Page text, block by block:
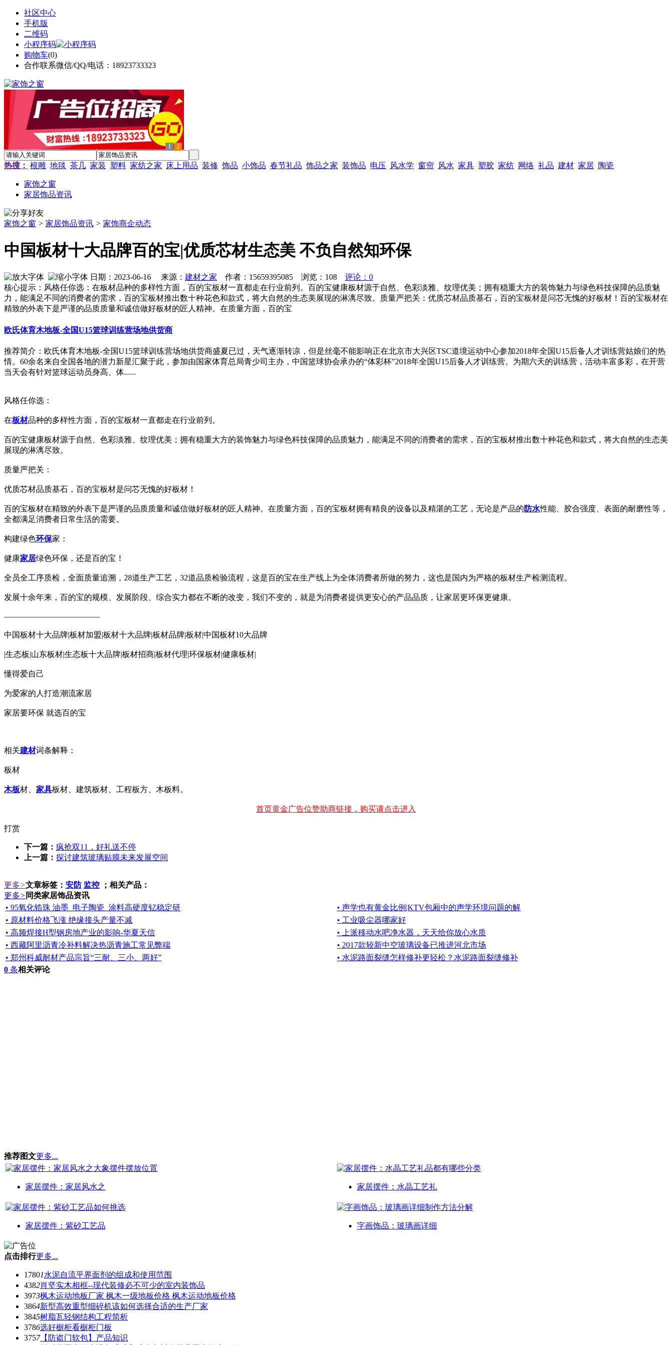
社区中心
手机版
二维码
小程序码
购物车(0)
合作联系微信/QQ/电话：18923733323
1 2
热搜： 根雕 地毯 茶几 家装 塑料 家纺之家 床上用品 装修 饰品 小饰品 春节礼品 饰品之家 装饰品 电压 风水学 窗帘 风水 家具 塑胶 家纺 网络 礼品 建材 家居 陶瓷
家饰之窗
家居饰品资讯
家饰之窗 > 家居饰品资讯 > 家饰商企动态
中国板材十大品牌百的宝|优质芯材生态美 不负自然知环保
日期：2023-06-16 来源： 建材之家 作者：15659395085 浏览： 108
评论：0
核心提示：风格任你选：在板材品种的多样性方面，百的宝板材一直都走在行业前列。百的宝健康板材源于自然、色彩淡雅、纹理优美；拥有稳重大方的装饰魅力与绿色科技保障的品质魅
力，能满足不同的消费者的需求，百的宝板材推出数十种花色和款式，将大自然的生态美展现的淋漓尽致。质量严把关：优质芯材品质基石，百的宝板材是问芯无愧的好板材！百的宝板材在
精致的外表下是严谨的品质质量和诚信做好板材的匠人精神。在质量方面，百的宝
欧氏体育木地板-全国U15篮球训练营场地供货商
推荐简介：欧氏体育木地板-全国U15篮球训练营场地供货商盛夏已过，天气逐渐转凉，但是丝毫不能影响正在北京市大兴区TSC道境运动中心参加2018年全国U15后备人才训练营姑娘们的热
情。60余名来自全国各地的潜力新星汇聚于此，参加由国家体育总局青少司主办，中国篮球协会承办的“体彩杯”2018年全国U15后备人才训练营。为期六天的训练营，活动丰富多彩，在开营
当天会有针对篮球运动员身高、体......
风格任你选：
在板材品种的多样性方面，百的宝板材一直都走在行业前列。
百的宝健康板材源于自然、色彩淡雅、纹理优美；拥有稳重大方的装饰魅力与绿色科技保障的品质魅力，能满足不同的消费者的需求，百的宝板材推出数十种花色和款式，将大自然的生态美
展现的淋漓尽致。
质量严把关：
优质芯材品质基石，百的宝板材是问芯无愧的好板材！
百的宝板材在精致的外表下是严谨的品质质量和诚信做好板材的匠人精神。在质量方面，百的宝板材拥有精良的设备以及精湛的工艺，无论是产品的 防水性能、胶合强度、表面的耐磨性等，
全都满足消费者日常生活的需要。
构建绿色环保家：
健康家居绿色环保，还是百的宝！
全员全工序质检，全面质量追溯，28道生产工艺，32道品质检验流程，这是百的宝在生产线上为全体消费者所做的努力，这也是国内为严格的板材生产检测流程。
发展十余年来，百的宝的规模、发展阶段、综合实力都在不断的改变，我们不变的，就是为消费者提供更安心的产品品质，让家居更环保更健康。
————————————
中国板材十大品牌|板材加盟|板材十大品牌|板材品牌|板材|中国板材10大品牌
|生态板|山东板材|生态板十大品牌|板材招商|板材代理|环保板材|健康板材|
懂得爱自己
为爱家的人打造潮流家居
家居要环保 就选百的宝
相关建材词条解释：
板材
木板材、 家具板材、建筑板材、工程板方、木板料。
首页黄金广告位赞助商链接，购买请点击进入
打赏
下一篇： 疯抢双11，好礼送不停
上一篇： 探讨建筑玻璃贴膜未来发展空间
更多>文章标签： 安防 监控 ；相关产品：
更多> 同类家居饰品资讯
• 95氧化锆珠 油墨_电子陶瓷_涂料高硬度钇稳定研
• 声学也有黄金比例|KTV包厢中的声学环境问题的解
• 原材料价格飞涨 绝缘接头产量不减
• 工业吸尘器哪家好
• 高频焊接H型钢房地产业的影响-华夏天信
• 上派移动水吧净水器，天天给你放心水质
• 西藏阿里沥青冷补料解决热沥青施工常见弊端
• 2017款较新中空玻璃设备已推进河北市场
• 郑州科威耐材产品宗旨“三耐、三小、两好”
• 水泥路面裂缝怎样修补更轻松？水泥路面裂缝修补
0 条相关评论
推荐图文更多...
家居摆件：家居风水之 家居摆件：水晶工艺礼
家居摆件：紫砂工艺品 字画饰品：玻璃画详细
点击排行更多...
17801水泥自流平界面剂的组成和使用范围
4382肖坚实木相框--现代装修必不可少的室内装饰品
3973枫木运动地板厂家 枫木一级地板价格 枫木运动地板价格
3864新型高效重型细碎机该如何选择合适的生产厂家
3845树脂瓦轻钢结构工程简析
3786选好橱柜看橱柜门板
3757【防盗门软包】产品知识